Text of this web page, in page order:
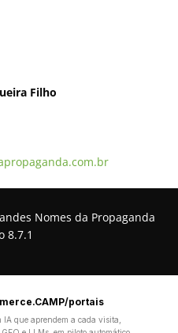
Filho
Nomes da Propaganda
8.7.1
portais
IA que aprendem a cada visita,